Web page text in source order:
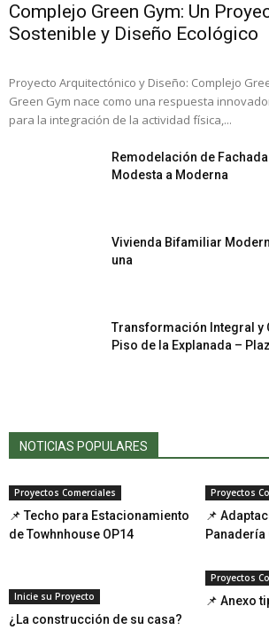
Complejo Green Gym: Un
Sostenible y Diseño Ecológico
Proyecto Arquitectónico y Diseño: Complejo
Green Gym nace como una respuesta
para la integración de la actividad física,...
Remodelación de
Modesta a Moderna
Vivienda Bifamiliar
una
Transformación Integral y
Piso de la Explanada –
NOTICIAS POPULARES
Proyectos Comerciales
📌 Techo para Estacionamiento
de Towhnhouse OP14
Proyectos
📌
Panadería
Inicie su Proyecto
¿La construcción de su casa?
Proyectos
📌 Anexo